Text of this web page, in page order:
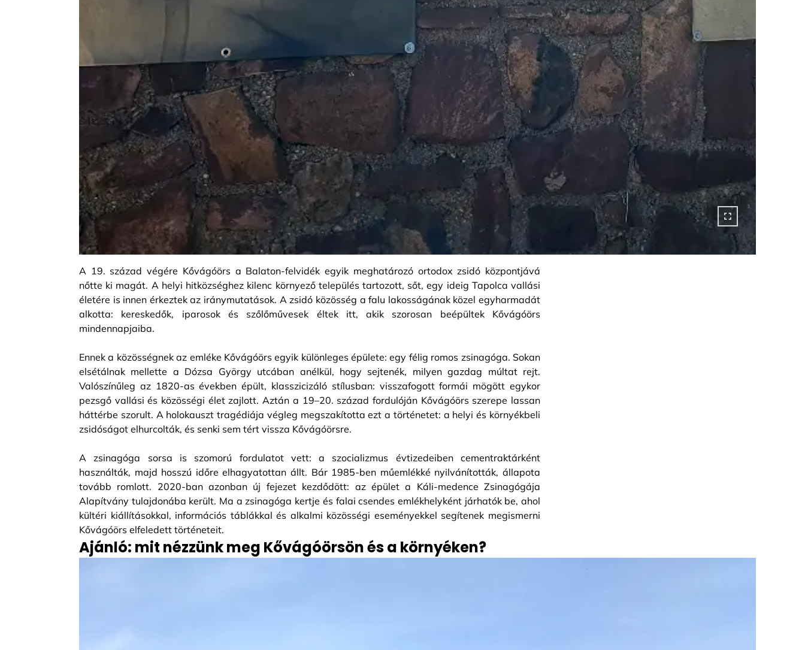
A 19. század végére Kővágóörs a Balaton-felvidék egyik meghatározó ortodox zsidó központjává
nőtte ki magát. A helyi hitközséghez kilenc környező település tartozott, sőt, egy ideig Tapolca vallási
életére is innen érkeztek az iránymutatások. A zsidó közösség a falu lakosságának közel egyharmadát
alkotta: kereskedők, iparosok és szőlőművesek éltek itt, akik szorosan beépültek Kővágóörs
mindennapjaiba.
Ennek a közösségnek az emléke Kővágóörs egyik különleges épülete: egy félig romos zsinagóga. Sokan
elsétálnak mellette a Dózsa György utcában anélkül, hogy sejtenék, milyen gazdag múltat rejt.
Valószínűleg az 1820-as években épült, klasszicizáló stílusban: visszafogott formái mögött egykor
pezsgő vallási és közösségi élet zajlott. Aztán a 19–20. század fordulóján Kővágóörs szerepe lassan
háttérbe szorult. A holokauszt tragédiája végleg megszakította ezt a történetet: a helyi és környékbeli
zsidóságot elhurcolták, és senki sem tért vissza Kővágóörsre.
A zsinagóga sorsa is szomorú fordulatot vett: a szocializmus évtizedeiben cementraktárként
használták, majd hosszú időre elhagyatottan állt. Bár 1985-ben műemlékké nyilvánították, állapota
tovább romlott. 2020-ban azonban új fejezet kezdődött: az épület a Káli-medence Zsinagógája
Alapítvány tulajdonába került. Ma a zsinagóga kertje és falai csendes emlékhelyként járhatók be, ahol
kültéri kiállításokkal, információs táblákkal és alkalmi közösségi eseményekkel segítenek megismerni
Kővágóörs elfeledett történeteit.
Ajánló: mit nézzünk meg Kővágóörsön és a környéken?